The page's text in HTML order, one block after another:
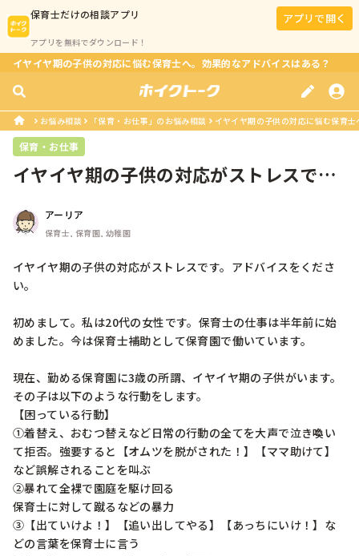
保育士だけの相談アプリ
アプリを無料でダウンロード！
アプリで開く
イヤイヤ期の子供の対応に悩む保育士へ。効果的なアドバイスはある？
お悩み相談 「保育・お仕事」のお悩み相談 イヤイヤ期の子供の対応に悩む保育
保育・お仕事
イヤイヤ期の子供の対応がストレスで
アーリア
保育士, 保育園, 幼稚園
イヤイヤ期の子供の対応がストレスです。アドバイスをくださ
い。
初めまして。私は20代の女性です。保育士の仕事は半年前に始
めました。今は保育士補助として保育園で働いています。
現在、勤める保育園に3歳の所謂、イヤイヤ期の子供がいます。
その子は以下のような行動をします。
【困っている行動】
①着替え、おむつ替えなど日常の行動の全てを大声で泣き喚い
て拒否。強要すると【オムツを脱がされた！】【ママ助けて】
など誤解されることを叫ぶ
②暴れて全裸で園庭を駆け回る
保育士に対して蹴るなどの暴力
③【出ていけよ！】【追い出してやる】【あっちにいけ！】な
どの言葉を保育士に言う